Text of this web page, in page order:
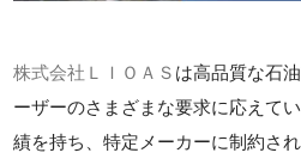
株式会社ＬＩＯＡＳ は高品質な石
ーザーのさまざまな要求に応えて
績を持ち、特定メーカーに制約さ